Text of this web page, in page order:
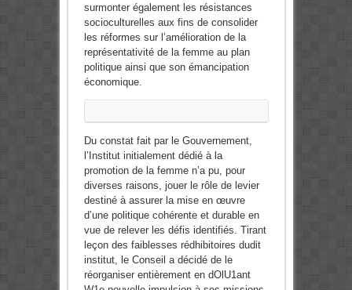
surmonter également les résistances
socio­culturelles aux fins de consolider
les réformes sur l’amélioration de la
représentativité de la femme au plan
politique ainsi que son émancipation
économique.
Du constat fait par le Gouvernement,
l’Institut initialement dédié à la
promotion de la femme n’a pu, pour
diverses raisons, jouer le rôle de levier
destiné à assurer la mise en œuvre
d’une politique cohérente et durable en
vue de relever les défis identifiés. Tirant
leçon des faiblesses rédhibitoires dudit
institut, le Conseil a décidé de le
réorganiser entièrement en dOlU1ant